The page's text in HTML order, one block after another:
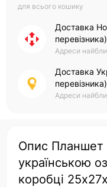
для всього кошику
Доставка
перевізника)
Адреси
Доставка
перевізника)
Адреси
Опис Планшет
українською
коробці